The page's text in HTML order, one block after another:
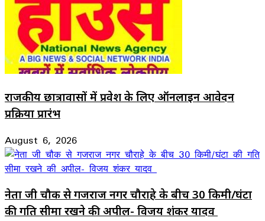
राजकीय छात्रावासों में प्रवेश के लिए ऑनलाइन आवेदन
प्रक्रिया प्रारंभ
August 6, 2026
नेता जी चौक से गजराज नगर चौराहे के बीच 30 किमी/घंटा
की गति सीमा रखने की अपील- विजय शंकर यादव